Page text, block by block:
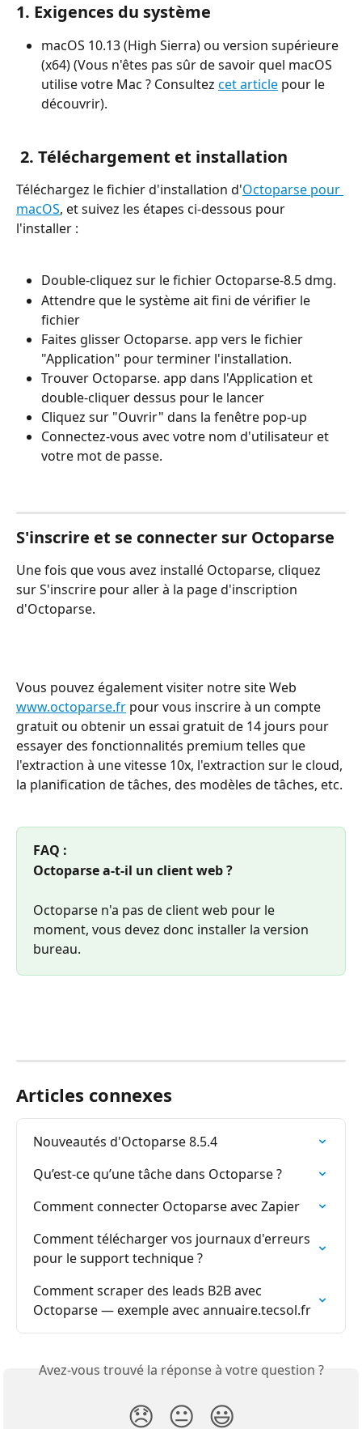
1. Exigences du système
macOS 10.13 (High Sierra) ou version supérieure
(x64) (Vous n'êtes pas sûr de savoir quel macOS
utilise votre Mac ? Consultez cet article pour le
découvrir).
2. Téléchargement et installation
Téléchargez le fichier d'installation d'Octoparse pour
macOS, et suivez les étapes ci-dessous pour
l'installer :
Double-cliquez sur le fichier Octoparse-8.5 dmg.
Attendre que le système ait fini de vérifier le
fichier
Faites glisser Octoparse. app vers le fichier
"Application" pour terminer l'installation.
Trouver Octoparse. app dans l'Application et
double-cliquer dessus pour le lancer
Cliquez sur "Ouvrir" dans la fenêtre pop-up
Connectez-vous avec votre nom d'utilisateur et
votre mot de passe.
S'inscrire et se connecter sur Octoparse
Une fois que vous avez installé Octoparse, cliquez
sur S'inscrire pour aller à la page d'inscription
d'Octoparse.
Vous pouvez également visiter notre site Web
www.octoparse.fr pour vous inscrire à un compte
gratuit ou obtenir un essai gratuit de 14 jours pour
essayer des fonctionnalités premium telles que
l'extraction à une vitesse 10x, l'extraction sur le cloud,
la planification de tâches, des modèles de tâches, etc.
FAQ :
Octoparse a-t-il un client web ?
Octoparse n'a pas de client web pour le
moment, vous devez donc installer la version
bureau.
Articles connexes
Nouveautés d'Octoparse 8.5.4
Qu’est-ce qu’une tâche dans Octoparse ?
Comment connecter Octoparse avec Zapier
Comment télécharger vos journaux d'erreurs
pour le support technique ?
Comment scraper des leads B2B avec
Octoparse — exemple avec annuaire.tecsol.fr
Avez-vous trouvé la réponse à votre question ?
😞 😐 😃